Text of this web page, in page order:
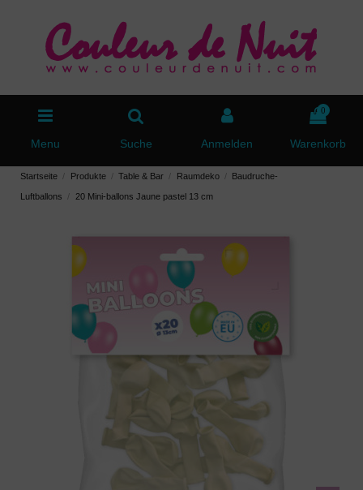
Menu Suche Anmelden
0
Warenkorb
Startseite Produkte Table & Bar Raumdeko Baudruche-
Luftballons 20 Mini-ballons Jaune pastel 13 cm